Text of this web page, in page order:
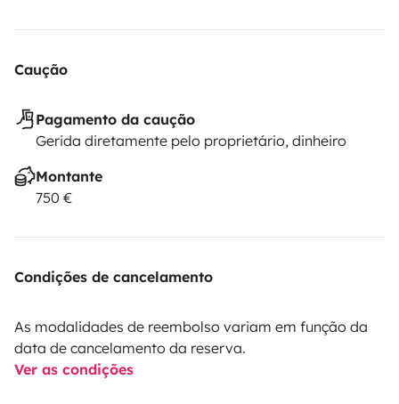
Caução
Pagamento da caução
Gerida diretamente pelo proprietário, dinheiro
Montante
750 €
Condições de cancelamento
As modalidades de reembolso variam em função da
data de cancelamento da reserva.
Ver as condições